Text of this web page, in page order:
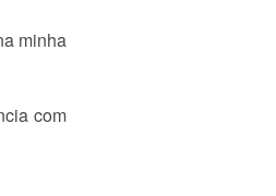
minha
com